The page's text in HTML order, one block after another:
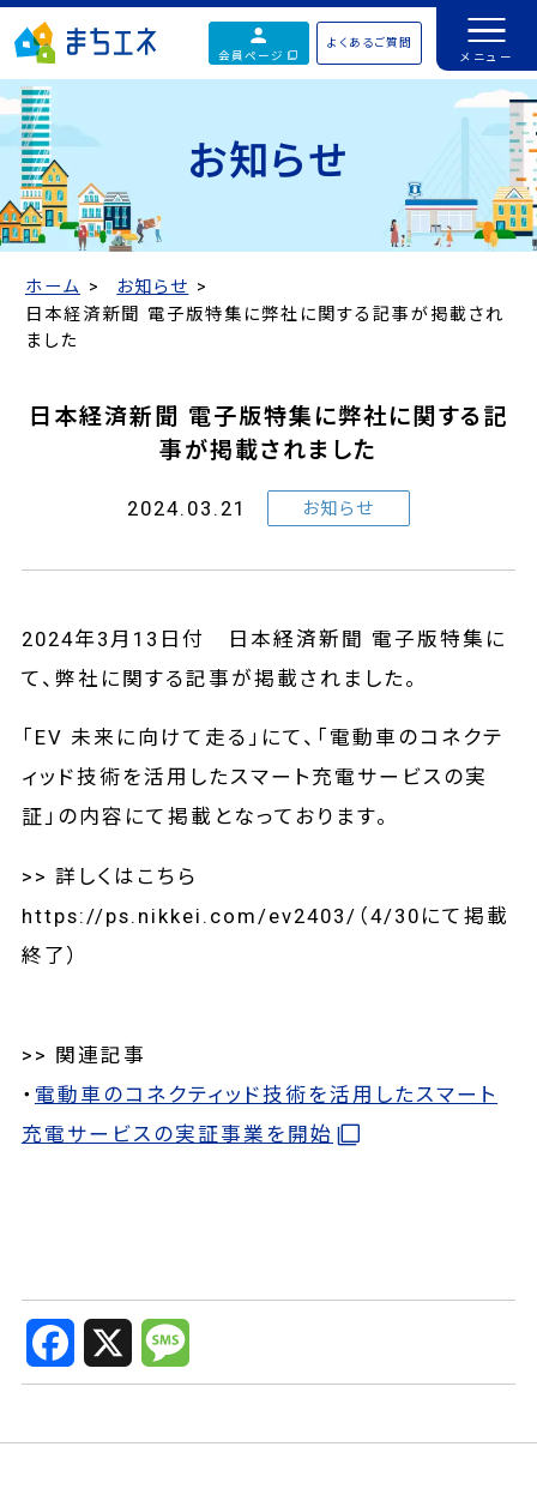
会員ページ
よくあるご質問
お知らせ
ホーム
お知らせ
日本経済新聞 電子版特集に弊社に関する記事が掲載され
ました
日本経済新聞 電子版特集に弊社に関する記
事が掲載されました
2024.03.21 お知らせ
2024年3月13日付 日本経済新聞 電子版特集に
て、弊社に関する記事が掲載されました。
「EV 未来に向けて走る」にて、「電動車のコネクテ
ィッド技術を活用したスマート充電サービスの実
証」の内容にて掲載となっております。
>> 詳しくはこちら
https://ps.nikkei.com/ev2403/（4/30にて掲載
終了）
>> 関連記事
・ 電動車のコネクティッド技術を活用したスマート
充電サービスの実証事業を開始
F
c
e
o
X
M
s
s
e